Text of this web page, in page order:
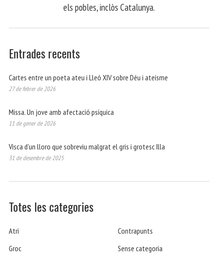
els pobles, inclòs Catalunya.
Entrades recents
Cartes entre un poeta ateu i Lleó XIV sobre Déu i ateísme
27 de febrer de 2026
Missa. Un jove amb afectació psíquica
11 de gener de 2026
Visca d’un lloro que sobreviu malgrat el gris i grotesc Illa
31 de desembre de 2025
Totes les categories
Atri
Contrapunts
Groc
Sense categoria